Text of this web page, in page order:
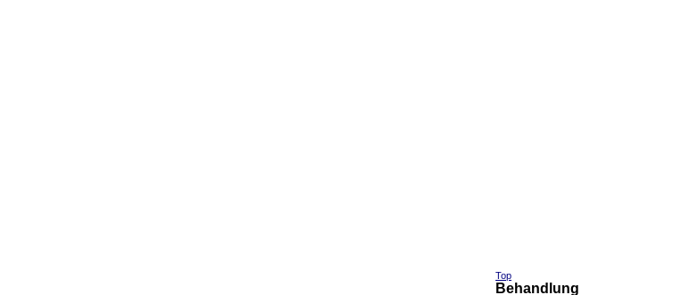
Top
Behandlung